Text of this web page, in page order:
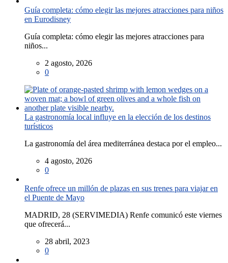
Guía completa: cómo elegir las mejores atracciones para niños
en Eurodisney
Guía completa: cómo elegir las mejores atracciones para
niños...
2 agosto, 2026
0
La gastronomía local influye en la elección de los destinos
turísticos
La gastronomía del área mediterránea destaca por el empleo...
4 agosto, 2026
0
Renfe ofrece un millón de plazas en sus trenes para viajar en
el Puente de Mayo
MADRID, 28 (SERVIMEDIA) Renfe comunicó este viernes
que ofrecerá...
28 abril, 2023
0